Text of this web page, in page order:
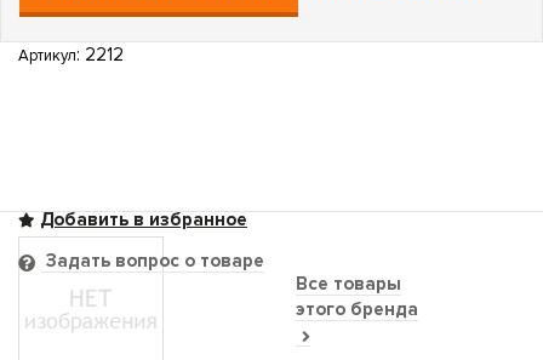
Артикул: 2212
Все товары
этого бренда
Задать вопрос о товаре